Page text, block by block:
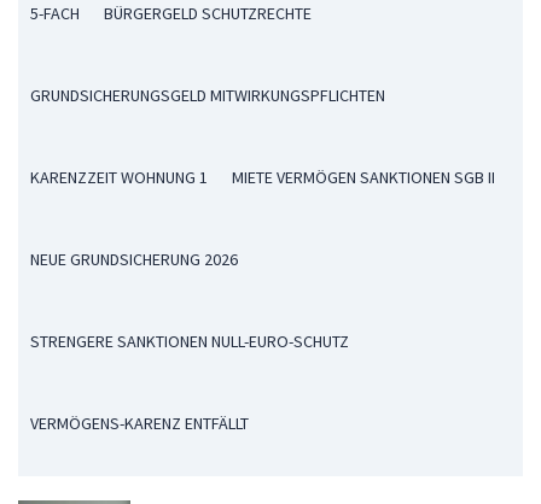
5-FACH BÜRGERGELD SCHUTZRECHTE
GRUNDSICHERUNGSGELD MITWIRKUNGSPFLICHTEN
KARENZZEIT WOHNUNG 1 MIETE VERMÖGEN SANKTIONEN SGB II
NEUE GRUNDSICHERUNG 2026
STRENGERE SANKTIONEN NULL-EURO-SCHUTZ
VERMÖGENS-KARENZ ENTFÄLLT